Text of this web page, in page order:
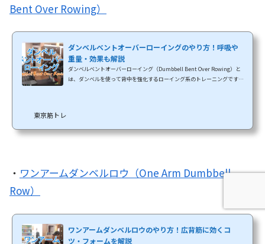
Bent Over Rowing）
ダンベルベントオーバーローイングのやり方！呼吸や
重量・効果も解説
ダンベルベントオーバーローイング（Dumbbell Bent Over Rowing）と
は、ダンベルを使って背中を強化するローイング系のトレーニングです。
大円筋、僧帽筋、菱形筋、脊柱起立筋、三角筋後部など体の後部をほと
東京筋トレ
・ ワンアームダンベルロウ（One Arm Dumbbell
Row）
ワンアームダンベルロウのやり方！広背筋に効くコ
ツ・フォームを解説